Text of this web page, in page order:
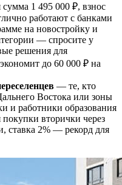
1 495 000 ₽, взнос
работают с банками
на новостройку и
— спросите у
решения для
до 60 000 ₽ на
— те, кто
Востока или зоны
и работники образования
вторички через
ставка 2% — рекорд для